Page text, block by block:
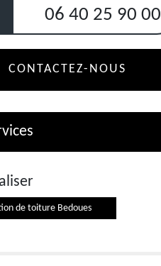
06 40 25 90 00
CONTACTEZ-NOUS
de toiture Bedoues